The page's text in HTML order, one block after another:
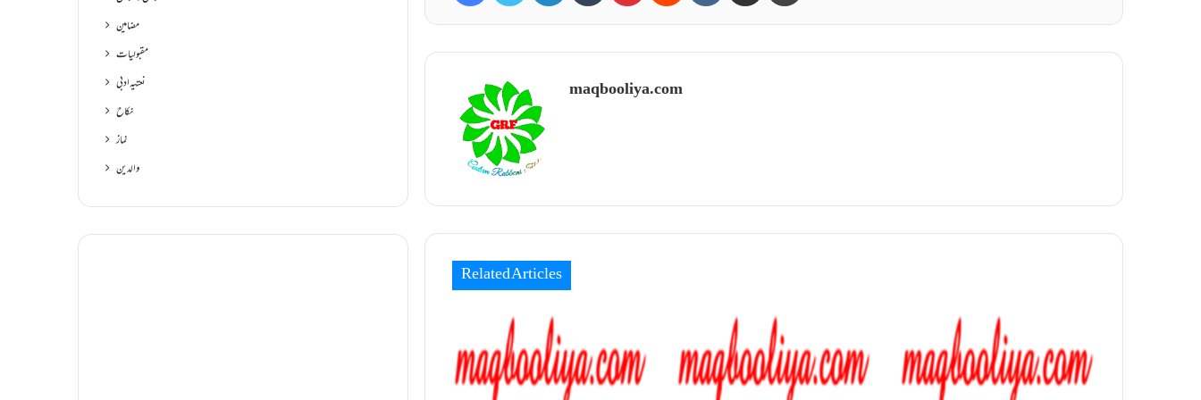
maqbooliya.com
Related Articles
مضامین
مقبولیات
نعتیہ ادبی
نکاح
نماز
والدین